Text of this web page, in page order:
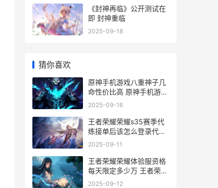
《封神再临》公开测试在
即 封神重临
2025-09-18
猜你喜欢
原神手机游戏八重神子几
命性价比高 原神手机游戏
八个g
2025-09-16
王者荣耀荣耀s35赛季代
练接单后该怎么登录代打
账号上号呢 王者荣耀荣耀
2025-09-11
王者荣耀荣耀体验服资格
每天限定多少万 王者荣耀
体验服最新消息
2025-09-12